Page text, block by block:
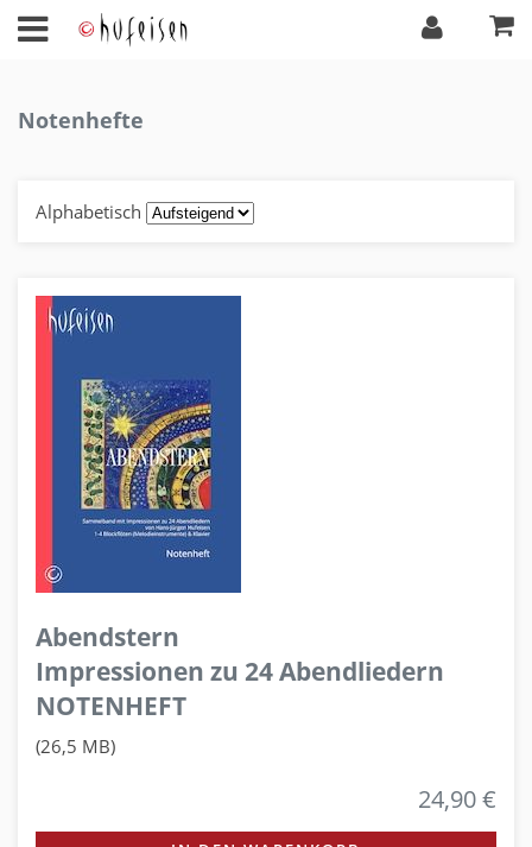
Notenhefte
Alphabetisch
Abendstern
Impressionen zu 24 Abendliedern
NOTENHEFT
(26,5 MB)
24,90 €